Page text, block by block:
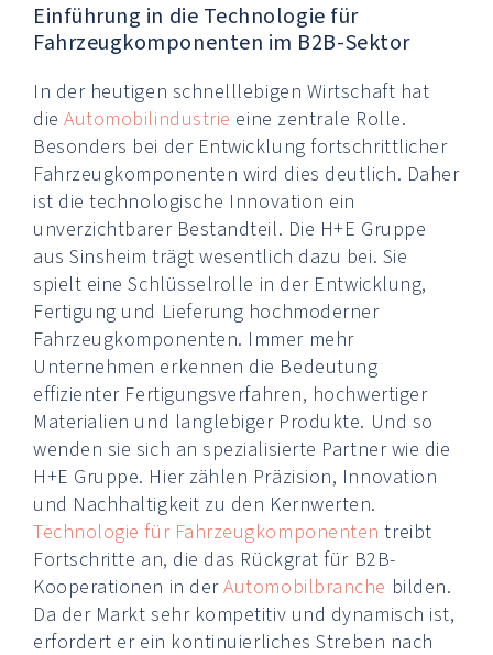
Einführung in die Technologie für
Fahrzeugkomponenten im B2B-Sektor
In der heutigen schnelllebigen Wirtschaft hat
dieAutomobilindustrie eine zentrale Rolle.
Besonders bei der Entwicklung fortschrittlicher
Fahrzeugkomponenten wird dies deutlich. Daher
ist die technologische Innovation ein
unverzichtbarer Bestandteil. Die H+E Gruppe
aus Sinsheim trägt wesentlich dazu bei. Sie
spielt eine Schlüsselrolle in der Entwicklung,
Fertigung und Lieferung hochmoderner
Fahrzeugkomponenten. Immer mehr
Unternehmen erkennen die Bedeutung
effizienter Fertigungsverfahren, hochwertiger
Materialien und langlebiger Produkte. Und so
wenden sie sich an spezialisierte Partner wie die
H+E Gruppe. Hier zählen Präzision, Innovation
und Nachhaltigkeit zu den Kernwerten.
Technologie für Fahrzeugkomponenten treibt
Fortschritte an, die das Rückgrat für B2B-
Kooperationen in derAutomobilbranche bilden.
Da der Markt sehr kompetitiv und dynamisch ist,
erfordert er ein kontinuierliches Streben nach